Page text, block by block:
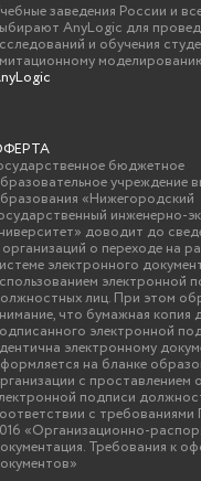
заведения России и
AnyLogic для
и обучения
бюджетное
учреждение
«Нижегородский
инженерно-
доводит до
организаций о переходе на
электронного
электронной
лиц. При этом
что бумажная копия
электронной
электронному
на бланке
с проставлением
подписи
с
«Организационно-
Требования к